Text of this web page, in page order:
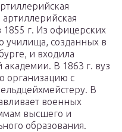
1855 г. Из офицерских
училища, созданных в
и входила
академии. В 1863 г. вуз
организацию с
В
военных
высшего и
образования.